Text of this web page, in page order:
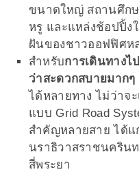
ขนาดใหญ่ สถานศึก
หรู และแหล่งช้อปปิ้ง
ฝันของชาวออฟฟิศห
สำหรับการเดินทางไ
ว่าสะดวกสบายมากๆ
ได้หลายทาง ไม่ว่าจ
แบบ Grid Road
สำคัญหลายสาย ได้
นราธิวาสราชนคริน
สี่พระยา